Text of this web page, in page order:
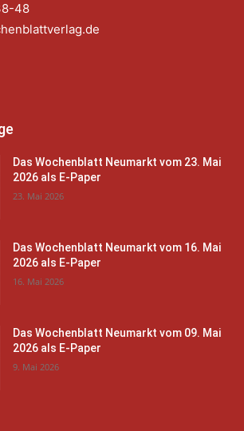
48
Das Wochenblatt Neumarkt vom 23. Mai
2026 als E-Paper
23. Mai 2026
Das Wochenblatt Neumarkt vom 16. Mai
2026 als E-Paper
16. Mai 2026
Das Wochenblatt Neumarkt vom 09. Mai
2026 als E-Paper
9. Mai 2026